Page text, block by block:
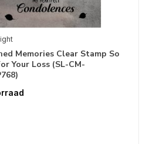
Memories Clear Stamp So
Your Loss (SL-CM-